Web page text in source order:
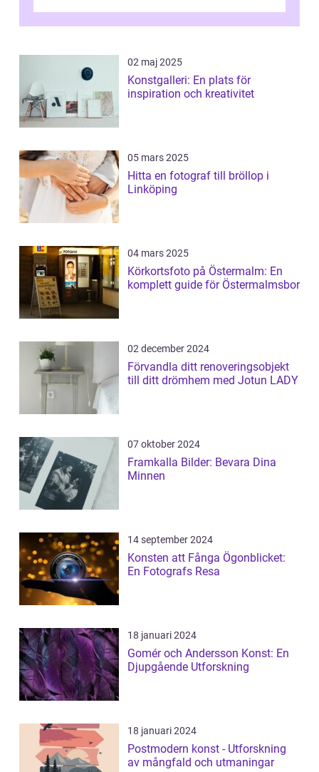
ri...
02 maj 2025
Konstgalleri: En plats för
inspiration och kreativitet
05 mars 2025
Hitta en fotograf till bröllop i
Linköping
04 mars 2025
Körkortsfoto på Östermalm: En
komplett guide för Östermalmsbor
02 december 2024
Förvandla ditt renoveringsobjekt
till ditt drömhem med Jotun LADY
07 oktober 2024
Framkalla Bilder: Bevara Dina
Minnen
14 september 2024
Konsten att Fånga Ögonblicket:
En Fotografs Resa
18 januari 2024
Gomér och Andersson Konst: En
Djupgående Utforskning
18 januari 2024
Postmodern konst - Utforskning
av mångfald och utmaningar